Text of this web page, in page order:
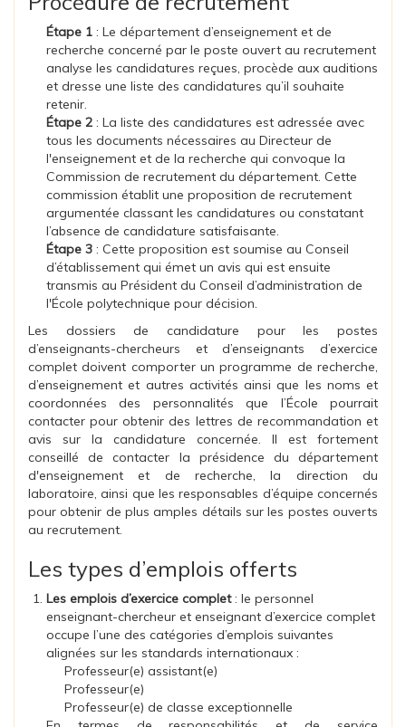
Étape 1 : Le département d’enseignement et de
recherche concerné par le poste ouvert au recrutement
analyse les candidatures reçues, procède aux auditions
et dresse une liste des candidatures qu’il souhaite
retenir.
Étape 2 : La liste des candidatures est adressée avec
tous les documents nécessaires au Directeur de
l'enseignement et de la recherche qui convoque la
Commission de recrutement du département. Cette
commission établit une proposition de recrutement
argumentée classant les candidatures ou constatant
l’absence de candidature satisfaisante.
Étape 3 : Cette proposition est soumise au Conseil
d’établissement qui émet un avis qui est ensuite
transmis au Président du Conseil d’administration de
l'École polytechnique pour décision.
Les dossiers de candidature pour les postes
d’enseignants-chercheurs et d’enseignants d’exercice
complet doivent comporter un programme de recherche,
d’enseignement et autres activités ainsi que les noms et
coordonnées des personnalités que l’École pourrait
contacter pour obtenir des lettres de recommandation et
avis sur la candidature concernée. Il est fortement
conseillé de contacter la présidence du département
d'enseignement et de recherche, la direction du
laboratoire, ainsi que les responsables d’équipe concernés
pour obtenir de plus amples détails sur les postes ouverts
au recrutement.
Les types d’emplois offerts
Les emplois d’exercice complet: le personnel
enseignant-chercheur et enseignant d’exercice complet
occupe l’une des catégories d’emplois suivantes
alignées sur les standards internationaux :
Professeur(e) assistant(e)
Professeur(e)
Professeur(e) de classe exceptionnelle